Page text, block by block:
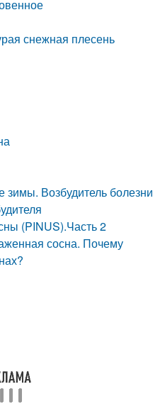
снежная плесень
зимы. Возбудитель болезни
(PINUS).Часть 2
сосна. Почему